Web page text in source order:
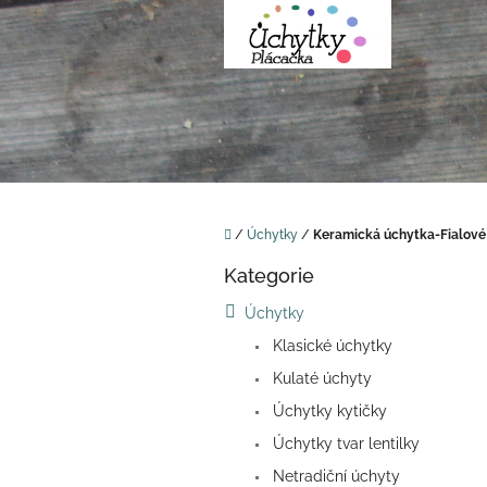
Přejít
na
obsah
Domů
/ Úchytky / Keramická úchytka-
Přeskočit
Kategorie
Úchytky
Klasické úchytky
Kulaté úchyty
Úchytky kytičky
Úchytky tvar lentilky
Netradiční úchyty